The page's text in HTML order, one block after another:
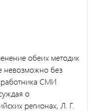
обеих методик
невозможно без
СМИ
о
регионах, Л. Г.